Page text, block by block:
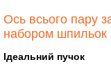
Ось всього пару
набором шпильок
Ідеальний пучок